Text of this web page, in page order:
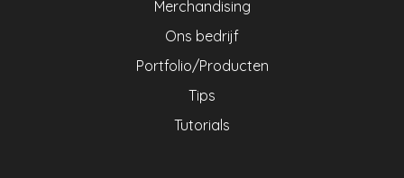
Merchandising
Ons bedrijf
Portfolio/Producten
Tips
Tutorials